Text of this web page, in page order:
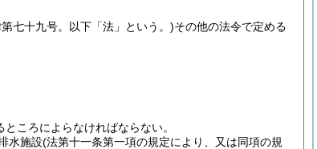
七十九号。以下「法」という。)その他の法令で定める
ころによらなければならない。
水施設(法第十一条第一項の規定により、又は同項の規